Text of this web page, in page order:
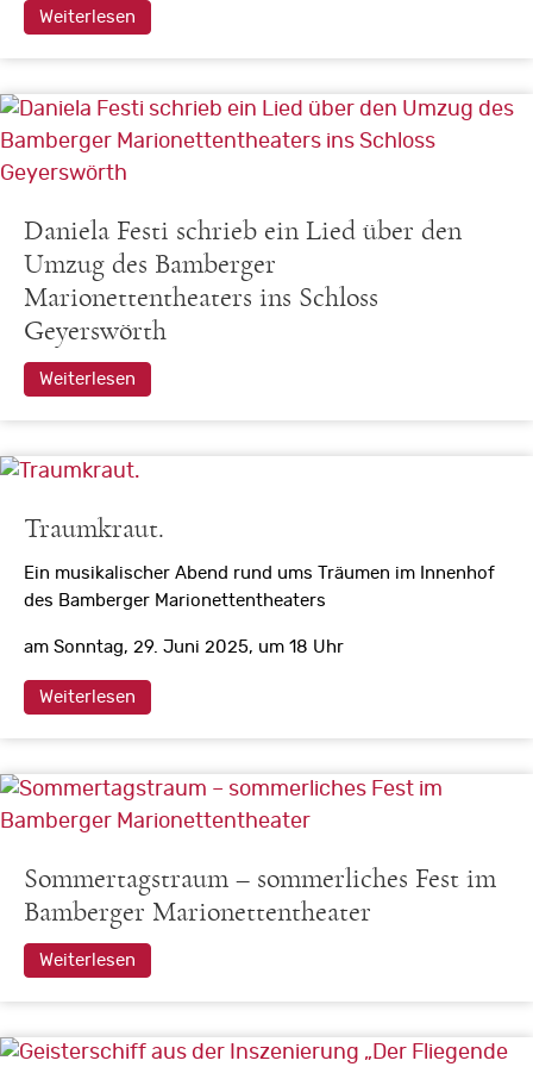
Weiterlesen
Daniela Festi schrieb ein Lied über den
Umzug des Bamberger
Marionettentheaters ins Schloss
Geyerswörth
Weiterlesen
Traumkraut.
Ein musikalischer Abend rund ums Träumen im Innenhof
des Bamberger Marionettentheaters
am Sonntag, 29. Juni 2025, um 18 Uhr
Weiterlesen
Sommertagstraum – sommerliches Fest im
Bamberger Marionettentheater
Weiterlesen